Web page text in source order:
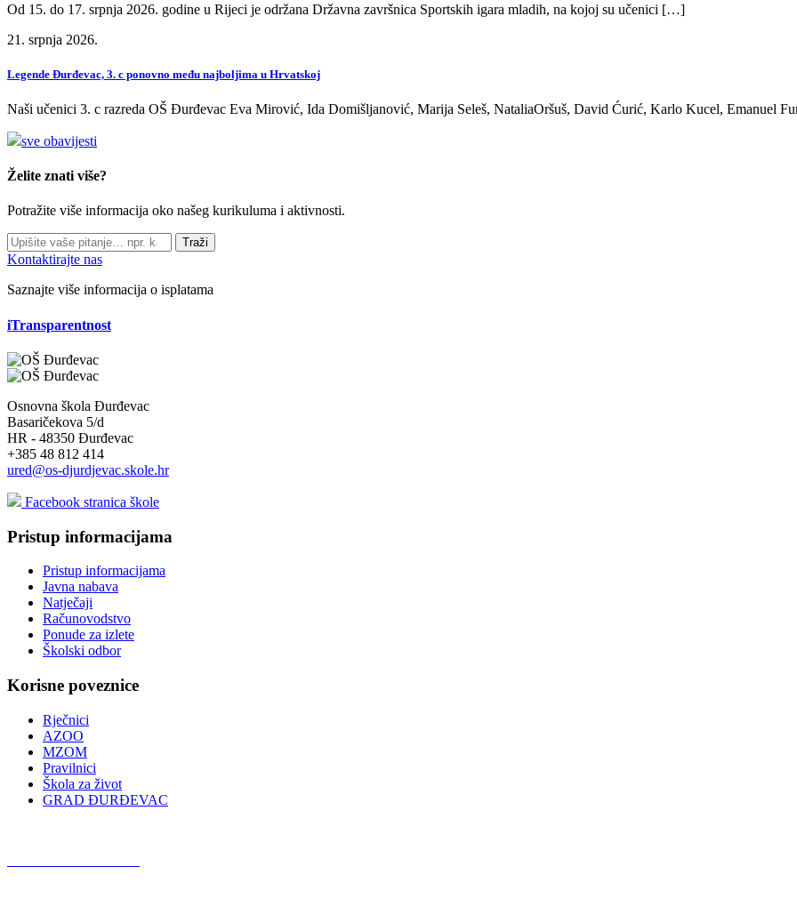
Od 15. do 17. srpnja 2026. godine u Rijeci je održana Državna završnica Sportskih igara mladih, na kojoj su učenici […]
21. srpnja 2026.
Legende Đurđevac, 3. c ponovno među najboljima u Hrvatskoj
Naši učenici 3. c razreda OŠ Đurđevac Eva Mirović, Ida Domišljanović, Marija Seleš, NataliaOršuš, David Ćurić, Karlo Kucel, Emanuel
sve obavijesti
Želite znati više?
Potražite više informacija oko našeg kurikuluma i aktivnosti.
Traži
Kontaktirajte nas
Saznajte više informacija o isplatama
iTransparentnost
Osnovna škola Đurđevac
Basaričekova 5/d
HR - 48350 Đurđevac
+385 48 812 414
ured@os-djurdjevac.skole.hr
Facebook stranica škole
Pristup informacijama
Pristup informacijama
Javna nabava
Natječaji
Računovodstvo
Ponude za izlete
Školski odbor
Korisne poveznice
Rječnici
AZOO
MZOM
Pravilnici
Škola za život
GRAD ĐURĐEVAC